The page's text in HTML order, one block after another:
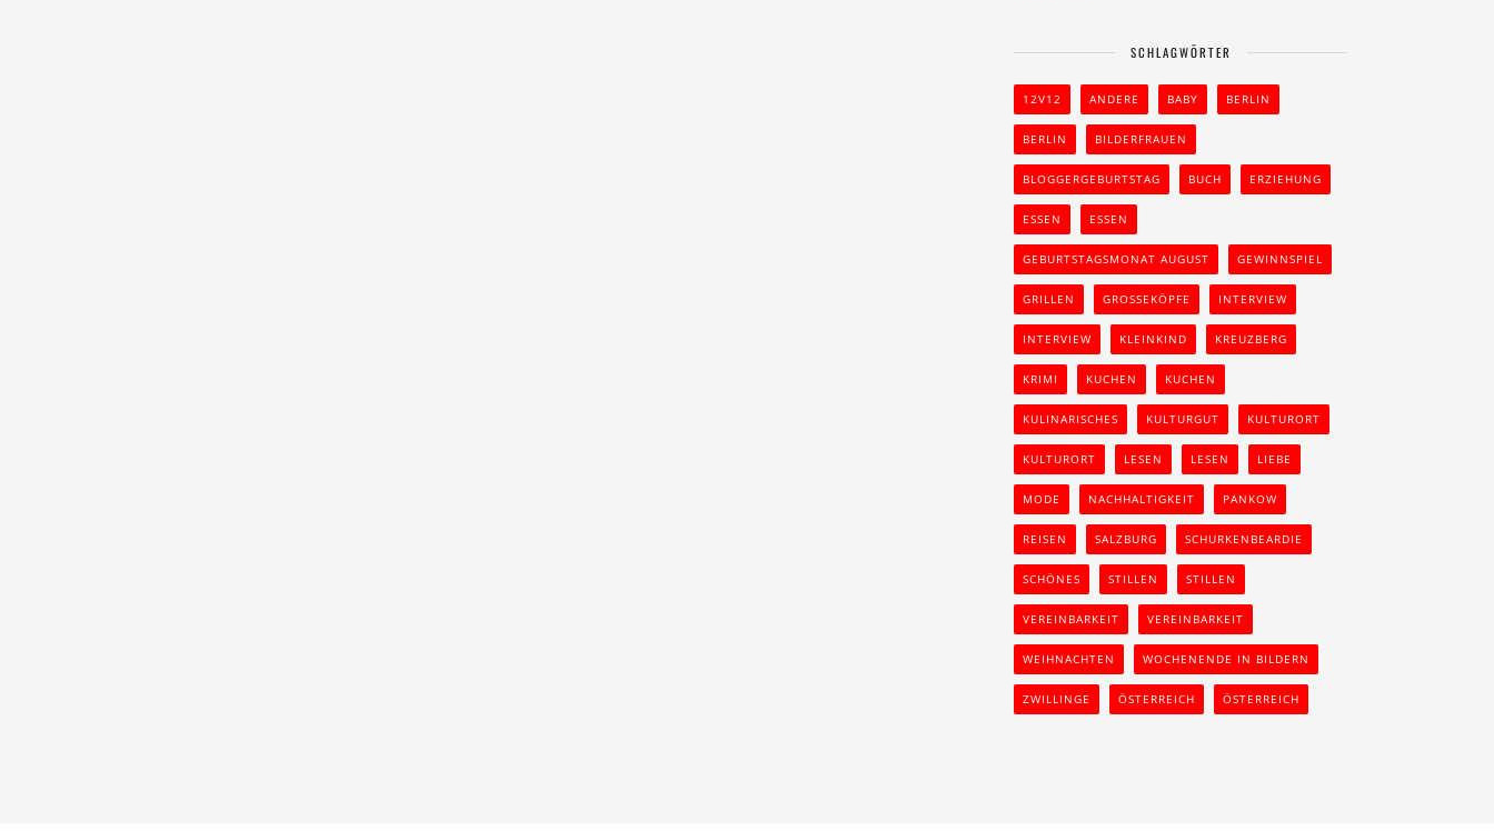
SCHLAGWÖRTER
12V12 ANDERE BABY BERLIN
BERLIN BILDERFRAUEN
BLOGGERGEBURTSTAG BUCH ERZIEHUNG
ESSEN ESSEN
GEBURTSTAGSMONAT AUGUST GEWINNSPIEL
GRILLEN GROSSEKÖPFE INTERVIEW
INTERVIEW KLEINKIND KREUZBERG
KRIMI KUCHEN KUCHEN
KULINARISCHES KULTURGUT KULTURORT
KULTURORT LESEN LESEN LIEBE
MODE NACHHALTIGKEIT PANKOW
REISEN SALZBURG SCHURKENBEARDIE
SCHÖNES STILLEN STILLEN
VEREINBARKEIT VEREINBARKEIT
WEIHNACHTEN WOCHENENDE IN BILDERN
ZWILLINGE ÖSTERREICH ÖSTERREICH